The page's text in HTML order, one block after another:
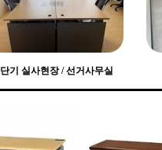
단기 실사현장 / 선거사무실